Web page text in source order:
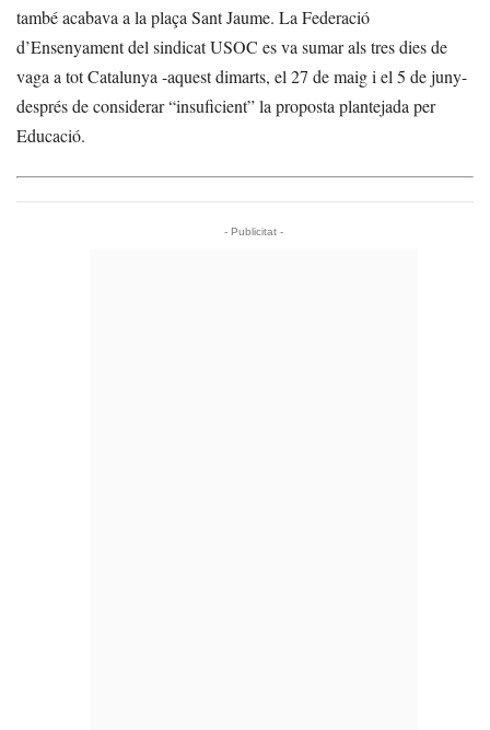
també acabava a la plaça Sant Jaume. La Federació
d’Ensenyament del sindicat USOC es va sumar als tres dies de
vaga a tot Catalunya -aquest dimarts, el 27 de maig i el 5 de juny-
després de considerar “insuficient” la proposta plantejada per
Educació.
- Publicitat -